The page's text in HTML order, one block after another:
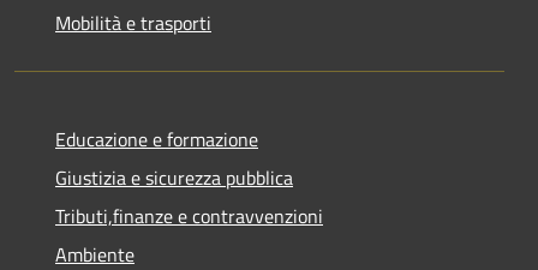
Mobilità e trasporti
Educazione e formazione
Giustizia e sicurezza pubblica
Tributi,finanze e contravvenzioni
Ambiente